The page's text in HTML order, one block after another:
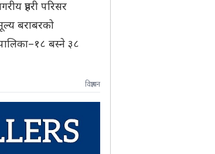
प्रहरी परिसर
बराबरको
बस्ने ३८
विज्ञापन